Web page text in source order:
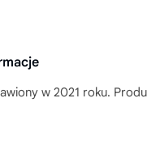
w 2021 roku.